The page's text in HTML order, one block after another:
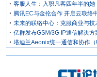
客服人生：入职凡客四年半的她
腾讯EC与金伦合作 开启云联络
未来的联络中心：克服商业与技
亿群发布GSM/3G IP通信解决方
塔迪兰Aeonix统一通信和协作